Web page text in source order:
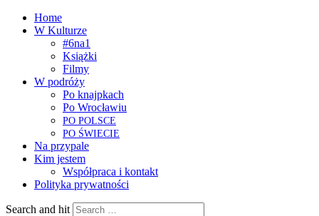
Home
W Kulturze
#6na1
Książki
Filmy
W podróży
Po knajpkach
Po Wrocławiu
PO POLSCE
PO ŚWIECIE
Na przypale
Kim jestem
Współpraca i kontakt
Polityka prywatności
Search and hit